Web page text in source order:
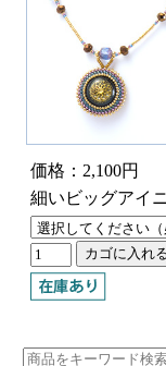
価格：2,100円
細いビッグアイ